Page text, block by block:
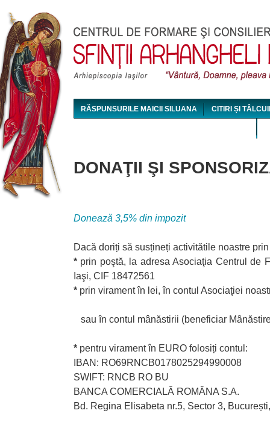
RĂSPUNSURILE MAICII SILUANA CITIRI ȘI
DONAŢII ŞI
Donează 3,5% din impozit
Dacă doriți să susțineți activitătile noastre
* prin poştă, la adresa Asociaţia Centrul de
Iaşi, CIF 18472561
* prin virament în lei, în contul Asociaţiei
sau în contul mânăstirii (beneficiar
* pentru virament în EURO folosiți contul:
IBAN: RO69RNCB0178025294990008
SWIFT: RNCB RO BU
BANCA COMERCIALĂ ROMÂNA S.A.
Bd. Regina Elisabeta nr.5, Sector 3,